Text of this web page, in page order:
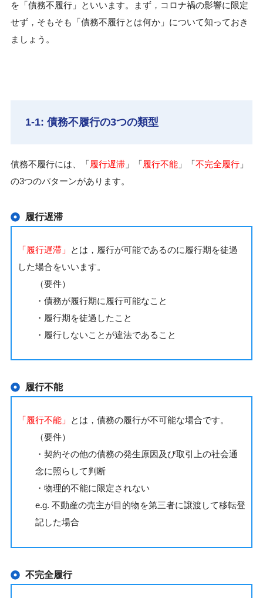
を「債務不履行」といいます。まず，コロナ禍の影響に限定
せず，そもそも「債務不履行とは何か」について知っておき
ましょう。
1-1: 債務不履行の3つの類型
債務不履行には、「履行遅滞」「履行不能」「不完全履行」
の3つのパターンがあります。
履行遅滞
「履行遅滞」
とは，履行が可能であるのに履行期を徒過
した場合をいいます。
（要件）
・債務が履行期に履行可能なこと
・履行期を徒過したこと
・履行しないことが違法であること
履行不能
「履行不能」
とは，債務の履行が不可能な場合です。
（要件）
・契約その他の債務の発生原因及び取引上の社会通
念に照らして判断
・物理的不能に限定されない
e.g. 不動産の売主が目的物を第三者に譲渡して移転登
記した場合
不完全履行